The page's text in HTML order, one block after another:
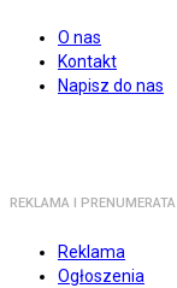
O nas
Kontakt
Napisz do nas
REKLAMA I PRENUMERATA
Reklama
Ogłoszenia